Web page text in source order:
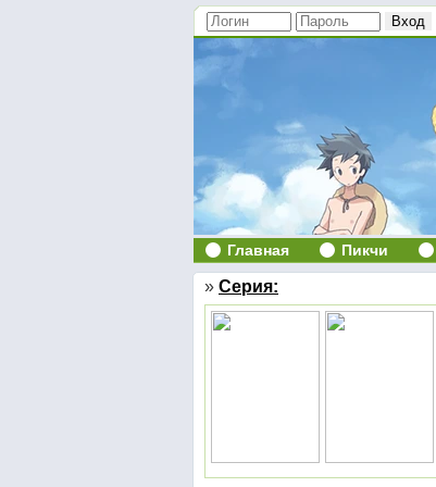
Главная Пикчи
» Серия: